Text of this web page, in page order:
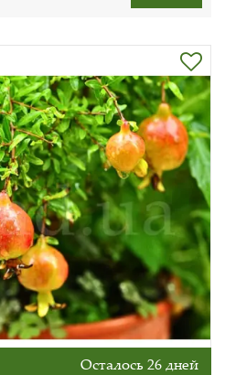
Осталось 26 дней